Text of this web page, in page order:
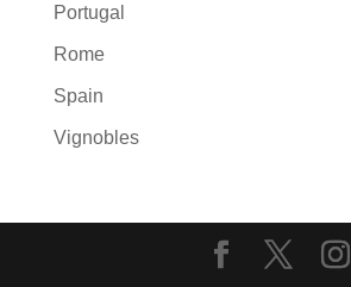
Portugal
Rome
Spain
Vignobles